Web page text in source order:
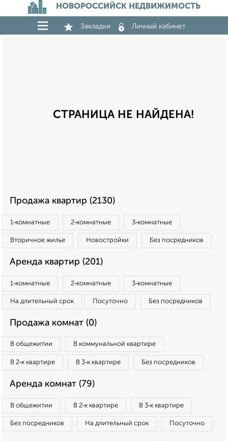
НОВОРОССИЙСК НЕДВИЖИМОСТЬ
Закладки Личный кабинет
СТРАНИЦА НЕ НАЙДЕНА!
Продажа квартир (2130)
1‑комнатные 2‑комнатные 3‑комнатные
Вторичное жилье Новостройки Без посредников
Аренда квартир (201)
1‑комнатные 2‑комнатные 3‑комнатные
На длительный срок Посуточно Без посредников
Продажа комнат (0)
В общежитии В коммунальной квартире
В 2‑к квартире В 3‑к квартире Без посредников
Аренда комнат (79)
В общежитии В 2‑к квартире В 3‑к квартире
Без посредников На длительный срок Посуточно